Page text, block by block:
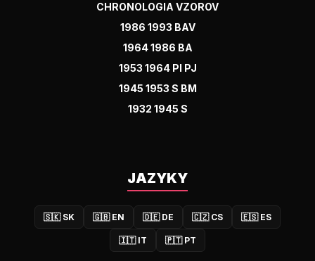
CHRONOLOGIA VZOROV
1986 1993 BAV
1964 1986 BA
1953 1964 PI PJ
1945 1953 S BM
1932 1945 S
JAZYKY
🇸🇰 SK 🇬🇧 EN 🇩🇪 DE 🇨🇿 CS 🇪🇸 ES
🇮🇹 IT 🇵🇹 PT